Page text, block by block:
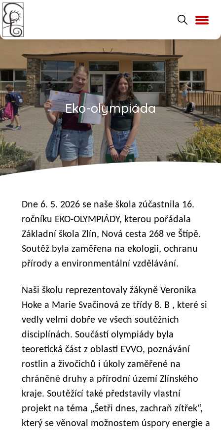
Eko-olympiáda
Dne 6. 5. 2026 se naše škola zúčastnila 16.
ročníku EKO-OLYMPIÁDY, kterou pořádala
Základní škola Zlín, Nová cesta 268 ve Štípě.
Soutěž byla zaměřena na ekologii, ochranu
přírody a environmentální vzdělávání.
Naši školu reprezentovaly žákyně Veronika
Hoke a Marie Svačinová ze třídy 8. B , které si
vedly velmi dobře ve všech soutěžních
disciplínách. Součástí olympiády byla
teoretická část z oblasti EVVO, poznávání
rostlin a živočichů i úkoly zaměřené na
chráněné druhy a přírodní území Zlínského
kraje. Soutěžící také představily vlastní
projekt na téma „Šetři dnes, zachraň zítřek“,
který se věnoval možnostem úspory energie a